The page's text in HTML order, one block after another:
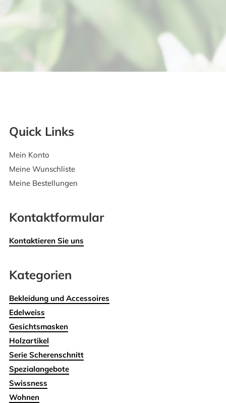
Quick Links
Mein Konto
Meine Wunschliste
Meine Bestellungen
Kontaktformular
Kontaktieren Sie uns
Kategorien
Bekleidung und Accessoires
Edelweiss
Gesichtsmasken
Holzartikel
Serie Scherenschnitt
Spezialangebote
Swissness
Wohnen